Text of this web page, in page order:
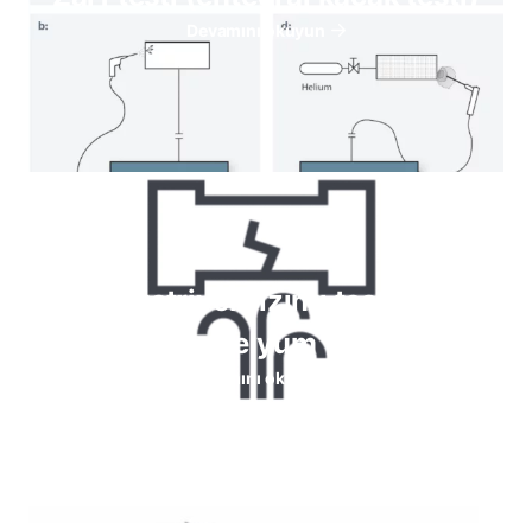
Devamını okuyun
Endüstriyel sızıntı testi için
helyum
Devamını okuyun